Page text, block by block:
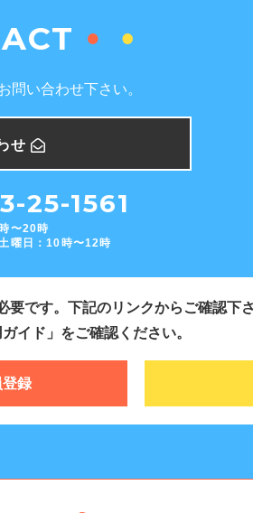
問い合わせ下さい。
せ
25-1561
〜20時
曜日：10時〜12時
です。下記のリンクからご確認下さ
イド」をご確認ください。
登録